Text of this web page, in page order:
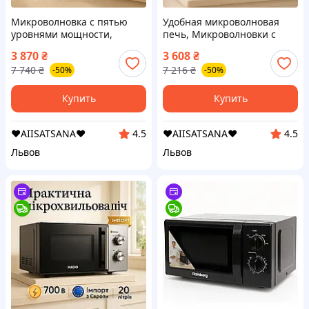
Микроволновка с пятью
уровнями мощности,
микроволновка, Удобная
микроволновая печь LY-89
3 870₴
7 740 ₴ -50%
Купить
❤️AIISATSANA❤️
4.5
Львов
Удобная микроволновая
печь, Микроволновки с
Электропечь с духовкой
настольная CH-31
3 608₴
7 216 ₴ -50%
Купить
❤️AIISATSANA❤️
4.5
Львов